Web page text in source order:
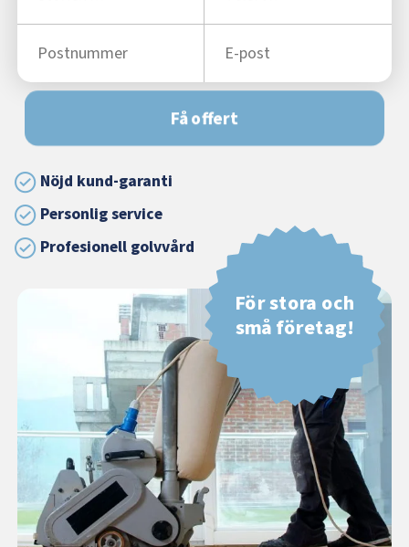
Få offert
Nöjd kund-garanti
Personlig service
Profesionell golvvård
För stora och
små företag!